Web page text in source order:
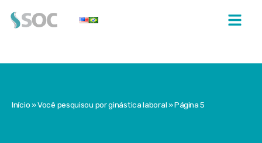
Início»Você pesquisou por ginástica laboral»Página 5